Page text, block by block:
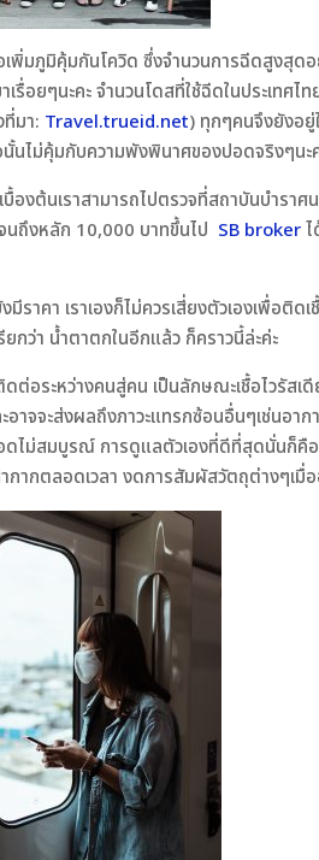
พิ่มภูมิคุ้มกันโควิด ซึ่งจำนวนการฉีดสูงสุด
รื่อยๆนะคะ จำนวนโดสที่ใช้ฉีดในประเท
มา: Travel.trueid.net) ทุกๆคนจึงยังอยู่
นั้นไม่คุ้มกับความพังพินาศของปอดจริงๆนะ
องต้นเราสามารถไปตรวจที่สถาบันบำร
นถึงหลัก 10,000 บาทขึ้นไป SB broker
ราคา เราเองก็ไม่ควรเสี่ยงตัวเองเพื่อ
กว่า น้ำตาตกในอีกแล้ว ก็คราวนี้ล่ะค่ะ
ดต่อระหว่างคนสู่คน เป็นลักษณะเชื้อไวรัส
าจจะส่งผลถึงภาวะแทรกซ้อนอื่นๆเช่นอ
ดไม่สมบูรณ์ การดูแลตัวเองที่ดีที่สุดนั่นก็
กตลอดเวลา งดการสัมผัสวัตถุต่างๆเมื่